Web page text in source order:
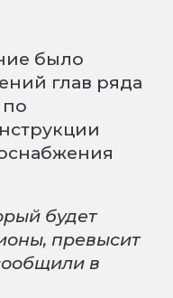
было
глав ряда
по
будет
превысит
в